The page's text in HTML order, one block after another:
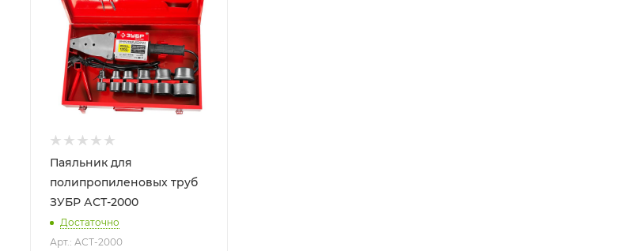
Паяльник для
полипропиленовых труб
ЗУБР АСТ-2000
Достаточно
Арт.: АСТ-2000